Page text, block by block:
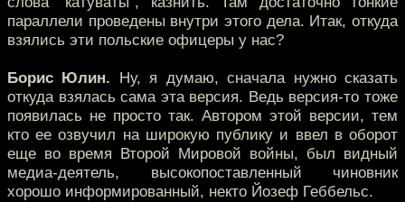
параллели проведены внутри этого дела. Итак, откуда
взялись эти польские офицеры у нас?
Борис Юлин. Ну, я думаю, сначала нужно сказать
откуда взялась сама эта версия. Ведь версия-то тоже
появилась не просто так. Автором этой версии, тем
кто ее озвучил на широкую публику и ввел в оборот
еще во время Второй Мировой войны, был видный
медиа-деятель, высокопоставленный чиновник
хорошо информированный, некто Йозеф Геббельс.